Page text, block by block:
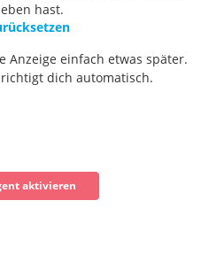
hast.
Anzeige einfach etwas später.
dich automatisch.
aktivieren